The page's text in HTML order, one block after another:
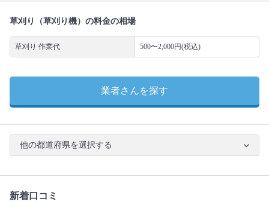
草刈り（草刈り機）の料金の相場
草刈り 作業代 500〜2,000円(税込)
業者さんを探す
他の都道府県を選択する
新着口コミ